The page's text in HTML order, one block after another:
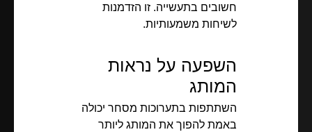
חשובים בתעשייה. זו הזדמנות
לשיחות משמעותיות.
השפעה על נראות
המותג
השתתפות בתערוכות מסחר יכולה
באמת להפוך את המותג ליותר